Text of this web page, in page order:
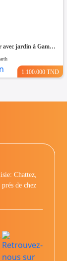
Duplex vue mer avec jardin à Gammarth
1.100.000 TND
Chattez,
de chez